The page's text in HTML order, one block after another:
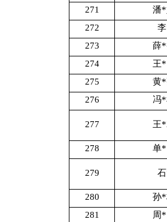
271
潘
272
273
薛
274
王
275
黄
276
冯
277 王
278 单
279
280
孙
281
周